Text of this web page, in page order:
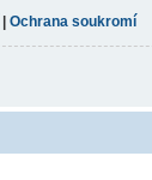
Ochrana soukromí